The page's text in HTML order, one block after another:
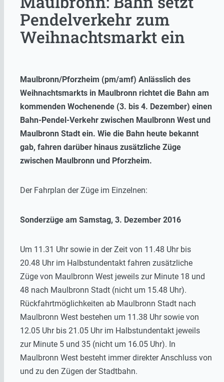
Pendelverkehr zum
Weihnachtsmarkt ein
Maulbronn/Pforzheim (pm/amf) Anlässlich des
Weihnachtsmarkts in Maulbronn richtet die Bahn am
kommenden Wochenende (3. bis 4. Dezember) einen
Bahn-Pendel-Verkehr zwischen Maulbronn West und
Maulbronn Stadt ein. Wie die Bahn heute bekannt
gab, fahren darüber hinaus zusätzliche Züge
zwischen Maulbronn und Pforzheim.
Der Fahrplan der Züge im Einzelnen:
Sonderzüge am Samstag, 3. Dezember 2016
Um 11.31 Uhr sowie in der Zeit von 11.48 Uhr bis
20.48 Uhr im Halbstundentakt fahren zusätzliche
Züge von Maulbronn West jeweils zur Minute 18 und
48 nach Maulbronn Stadt (nicht um 15.48 Uhr).
Rückfahrtmöglichkeiten ab Maulbronn Stadt nach
Maulbronn West bestehen um 11.38 Uhr sowie von
12.05 Uhr bis 21.05 Uhr im Halbstundentakt jeweils
zur Minute 5 und 35 (nicht um 16.05 Uhr). In
Maulbronn West besteht immer direkter Anschluss von
und zu den Zügen der Stadtbahn.